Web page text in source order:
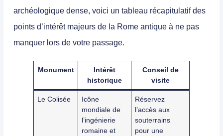
archéologique dense, voici un tableau récapitulatif des
points d’intérêt majeurs de la Rome antique à ne pas
manquer lors de votre passage.
Monument
Intérêt
historique
Conseil de
visite
Le Colisée
Icône
mondiale de
l’ingénierie
romaine et
Réservez
l’accès aux
souterrains
pour une